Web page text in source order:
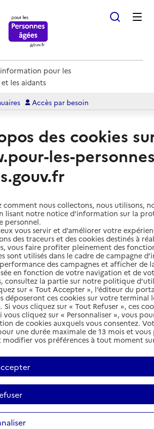
pour les
et les aidants
Accès par besoin
par département
Ludovic Bonin
de l'annuaire
autonomie Ludovic
DE LYON
2026
autour de Vénissieux
erreur
:
des cookies
les-
comment nous collectons, nous utilisons,
lisant notre notice d’information sur la
personnel.
vous servir et d’améliorer votre
des traceurs et des cookies destinés à
vous faire profiter pleinement des
sont utilisés dans le cadre de campagne
des campagnes et afficher de
en fonction de votre navigation et de
consultez la partie sur notre politique
sur « Tout Accepter », l’éditeur du
déposeront ces cookies sur votre terminal
Si vous cliquez sur « Tout Refuser », ces
vous cliquez sur « Personnaliser », vous
de cookies auxquels vous consentez.
une durée maximale de 13 mois et
vos préférences à tout moment